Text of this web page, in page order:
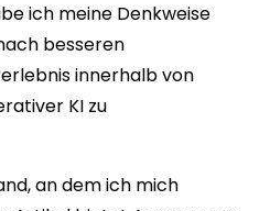
ich meine Denkweise
besseren
innerhalb von
KI zu
an dem ich mich